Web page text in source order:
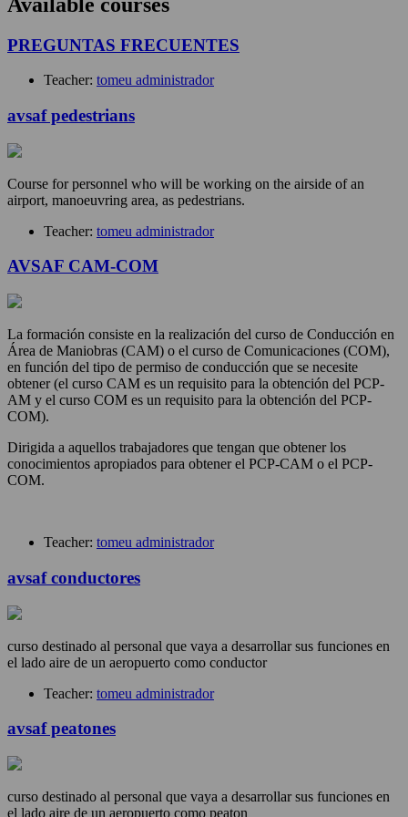
PREGUNTAS FRECUENTES
Teacher: tomeu administrador
avsaf pedestrians
Course for personnel who will be working on the airside of an
airport, manoeuvring area, as pedestrians.
Teacher: tomeu administrador
AVSAF CAM-COM
La formación consiste en la realización del curso de Conducción en
Área de Maniobras (CAM) o el curso de Comunicaciones (COM),
en función del tipo de permiso de conducción que se necesite
obtener (el curso CAM es un requisito para la obtención del PCP-
AM y el curso COM es un requisito para la obtención del PCP-
COM).
Dirigida a aquellos trabajadores que tengan que obtener los
conocimientos apropiados para obtener el PCP-CAM o el PCP-
COM.
Teacher: tomeu administrador
avsaf conductores
curso destinado al personal que vaya a desarrollar sus funciones en
el lado aire de un aeropuerto como conductor
Teacher: tomeu administrador
avsaf peatones
curso destinado al personal que vaya a desarrollar sus funciones en
el lado aire de un aeropuerto como peaton